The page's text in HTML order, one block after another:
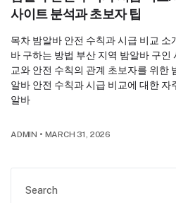
Search
사이트 분석과 초보자 팁
목차 밤알바 안전 수칙과 시급 비교
바 구하는 방법 부산 지역 밤알바 구인
교와 안전 수칙의 관계 초보자를 위한
알바 안전 수칙과 시급 비교에 대한 자
알바
ADMIN • MARCH 31, 2026